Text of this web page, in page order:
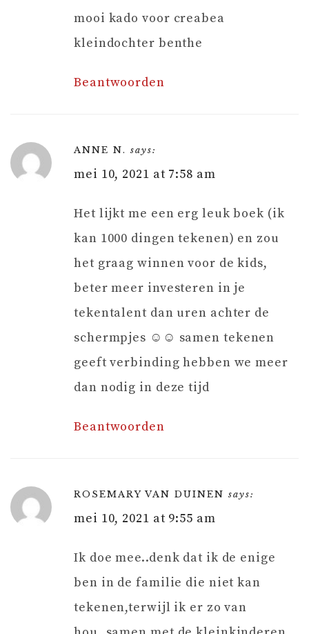
mooi kado voor creabea
kleindochter benthe
Beantwoorden
ANNE N. says:
mei 10, 2021 at 7:58 am
Het lijkt me een erg leuk boek (ik
kan 1000 dingen tekenen) en zou
het graag winnen voor de kids,
beter meer investeren in je
tekentalent dan uren achter de
schermpjes ☺️☺️ samen tekenen
geeft verbinding hebben we meer
dan nodig in deze tijd
Beantwoorden
ROSEMARY VAN DUINEN says:
mei 10, 2021 at 9:55 am
Ik doe mee..denk dat ik de enige
ben in de familie die niet kan
tekenen,terwijl ik er zo van